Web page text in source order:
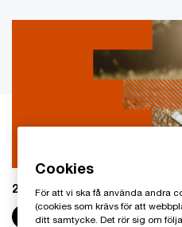
2024-02-19
Share
Cookies
För att vi ska få använda andra
(cookies som krävs för att
ditt samtycke. Det rör sig om